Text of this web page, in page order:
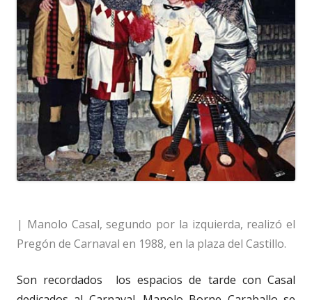
| Manolo Casal, segundo por la izquierda, realizó el
Pregón de Carnaval en 1988, en la plaza del Castillo.
Son recordados
los espacios de tarde con Casal